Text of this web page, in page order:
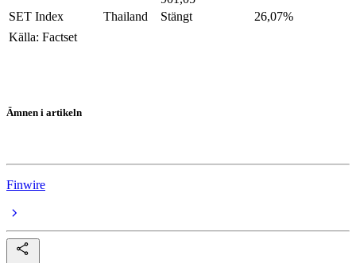
SET Index
Thailand Stängt
26,07%
Källa: Factset
Ämnen i artikeln
Finwire